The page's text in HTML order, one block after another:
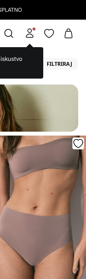
POPUSTA NA SLJEDEĆU
FILTRIRAJ